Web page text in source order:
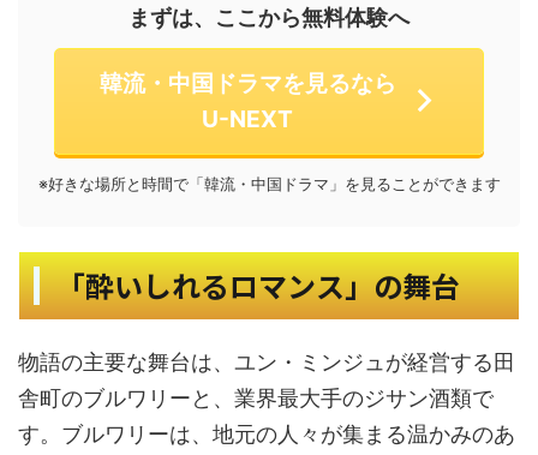
まずは、ここから無料体験へ
韓流・中国ドラマを見るなら
U-NEXT
※好きな場所と時間で「韓流・中国ドラマ」を見ることができます
「酔いしれるロマンス」の舞台
物語の主要な舞台は、ユン・ミンジュが経営する田
舎町のブルワリーと、業界最大手のジサン酒類で
す。ブルワリーは、地元の人々が集まる温かみのあ